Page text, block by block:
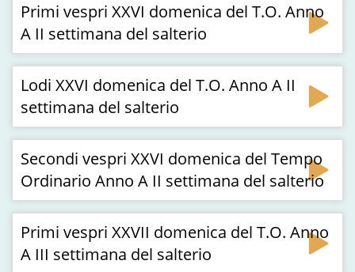
Primi vespri XXVI domenica del T.O. Anno
A II settimana del salterio
Lodi XXVI domenica del T.O. Anno A II
settimana del salterio
Secondi vespri XXVI domenica del Tempo
Ordinario Anno A II settimana del salterio
Primi vespri XXVII domenica del T.O. Anno
A III settimana del salterio